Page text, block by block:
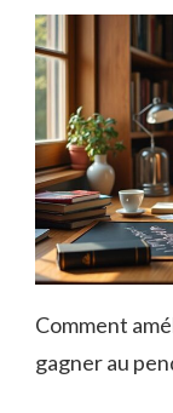
Comment
gagner au